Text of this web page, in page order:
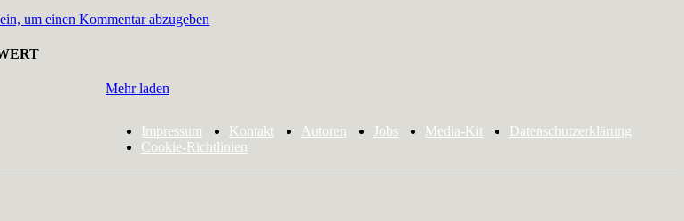
um einen Kommentar abzugeben
Mehr laden
Impressum Kontakt Autoren Jobs Media-Kit
Datenschutzerklärung
Cookie-Richtlinien